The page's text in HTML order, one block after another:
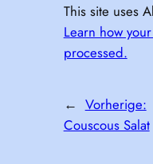
This site uses
Learn how
processed.
← Vorherige:
Couscous Salat